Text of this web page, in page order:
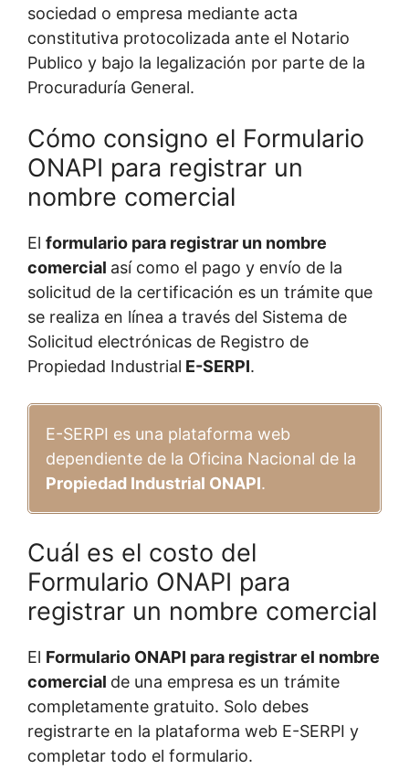
sociedad o empresa mediante acta
constitutiva protocolizada ante el Notario
Publico y bajo la legalización por parte de la
Procuraduría General.
Cómo consigno el Formulario
ONAPI para registrar un
nombre comercial
El formulario para registrar un nombre
comercial así como el pago y envío de la
solicitud de la certificación es un trámite que
se realiza en línea a través del Sistema de
Solicitud electrónicas de Registro de
Propiedad Industrial E-SERPI.
E-SERPI es una plataforma web
dependiente de la Oficina Nacional de la
Propiedad Industrial ONAPI.
Cuál es el costo del
Formulario ONAPI para
registrar un nombre comercial
El Formulario ONAPI para registrar el nombre
comercial de una empresa es un trámite
completamente gratuito. Solo debes
registrarte en la plataforma web E-SERPI y
completar todo el formulario.